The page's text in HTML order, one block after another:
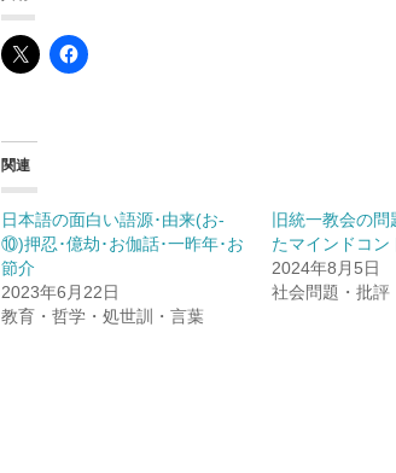
関連
日本語の面白い語源･由来(お-
⑩)押忍･億劫･お伽話･一昨年･お
節介
2023年6月22日
教育・哲学・処世訓・言葉
旧統一教会の
たマインドコン
2024年8月5日
社会問題・批評